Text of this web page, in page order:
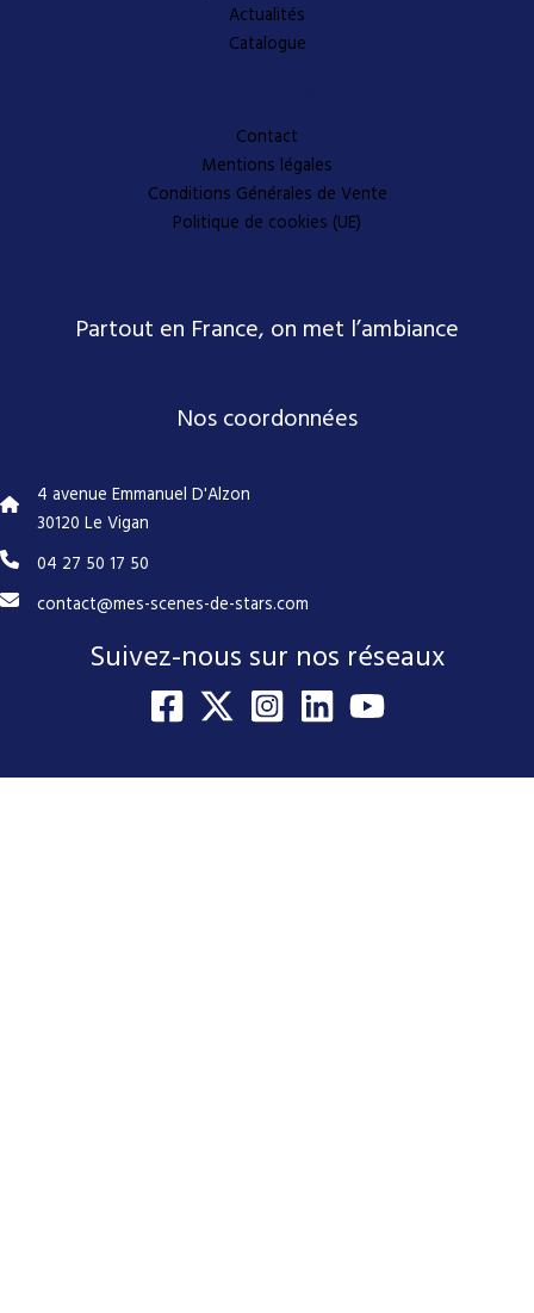
Actualités
Catalogue
Contact
Mentions légales
Conditions Générales de Vente
Politique de cookies (UE)
Partout en France, on met l’ambiance
Nos coordonnées
4 avenue Emmanuel D'Alzon
30120 Le Vigan
04 27 50 17 50
contact@mes-scenes-de-stars.com
Suivez-nous sur nos réseaux